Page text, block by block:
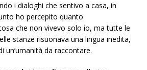
i dialoghi che sentivo a casa, in
ho percepito quanto
che non vivevo solo io, ma tutte le
stanze risuonava una lingua inedita,
un’umanità da raccontare.